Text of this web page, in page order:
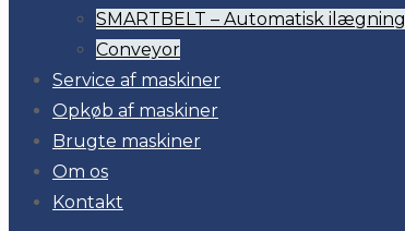
SMARTBELT – Automatisk ilægning
Conveyor
Service af maskiner
Opkøb af maskiner
Brugte maskiner
Om os
Kontakt